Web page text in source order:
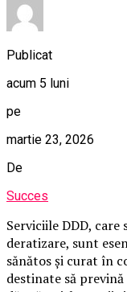
Publicat
acum 5 luni
pe
martie 23, 2026
De
Succes
Serviciile DDD,
deratizare, sunt
sănătos și curat în
destinate să